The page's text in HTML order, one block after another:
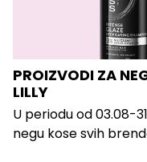
PROIZVODI ZA
LILLY
U periodu od 03.08-
negu kose svih